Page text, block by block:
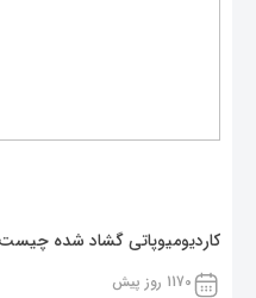
کاردیومیوپاتی گشاد شده
1170 روز پیش